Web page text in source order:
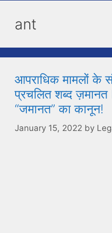
ant
आपराधिक मामलों के
प्रचलित शब्द ज़मानत
“जमानत” का कानून!
January 15, 2022 by